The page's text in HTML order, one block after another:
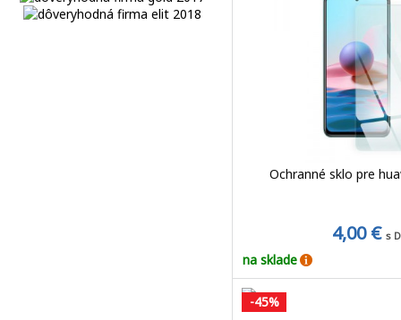
Ochranné sklo pre
4,00 €s
na sklade
-45%